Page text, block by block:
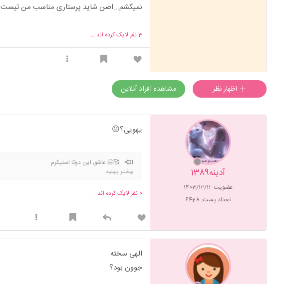
نمیکشم...اصن شاید پرستاری مناسب من تیست
3نفر لایک کرده اند ...
مشاهده افراد آنلاین
آدینه1389
عضویت: 1403/12/11
تعداد پست: 6428
یهویی؟😐
🥰🤗 عاشق این دوتا استیکرم
بیشتر ببینید
0 نفر لایک کرده اند ...
الهی سخته
جوون بود؟